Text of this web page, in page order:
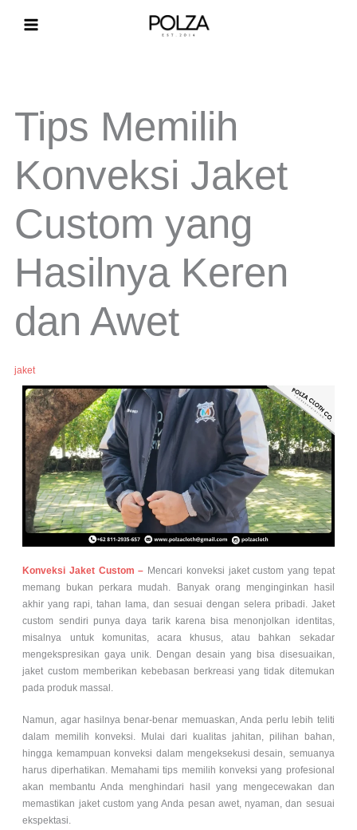
Tips Memilih
Konveksi Jaket
Custom yang
Hasilnya Keren
dan Awet
jaket
Konveksi Jaket Custom – Mencari konveksi jaket custom yang tepat
memang bukan perkara mudah. Banyak orang menginginkan hasil
akhir yang rapi, tahan lama, dan sesuai dengan selera pribadi. Jaket
custom sendiri punya daya tarik karena bisa menonjolkan identitas,
misalnya untuk komunitas, acara khusus, atau bahkan sekadar
mengekspresikan gaya unik. Dengan desain yang bisa disesuaikan,
jaket custom memberikan kebebasan berkreasi yang tidak ditemukan
pada produk massal.
Namun, agar hasilnya benar-benar memuaskan, Anda perlu lebih teliti
dalam memilih konveksi. Mulai dari kualitas jahitan, pilihan bahan,
hingga kemampuan konveksi dalam mengeksekusi desain, semuanya
harus diperhatikan. Memahami tips memilih konveksi yang profesional
akan membantu Anda menghindari hasil yang mengecewakan dan
memastikan jaket custom yang Anda pesan awet, nyaman, dan sesuai
ekspektasi.